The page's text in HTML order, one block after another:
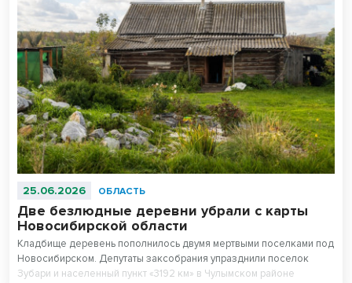
25.06.2026 ОБЛАСТЬ
Две безлюдные деревни убрали с карты
Новосибирской области
Кладбище деревень пополнилось двумя мертвыми поселками под
Новосибирском. Депутаты заксобрания упразднили поселок
Зубари и населенный пункт «3192 км» в Чулымском районе